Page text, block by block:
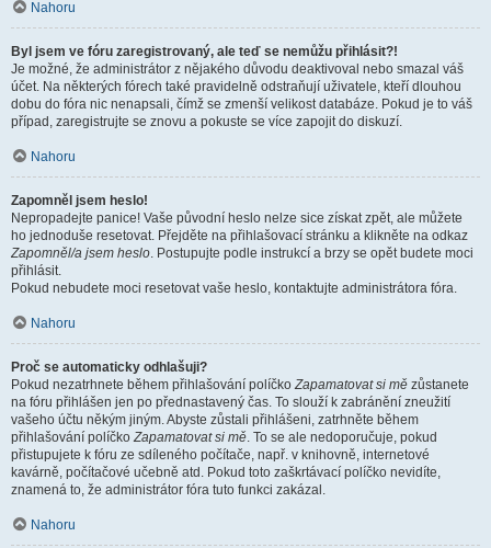
Nahoru
Byl jsem ve fóru zaregistrovaný, ale teď se nemůžu přihlásit?!
Je možné, že administrátor z nějakého důvodu deaktivoval nebo smazal váš
účet. Na některých fórech také pravidelně odstraňují uživatele, kteří dlouhou
dobu do fóra nic nenapsali, čímž se zmenší velikost databáze. Pokud je to váš
případ, zaregistrujte se znovu a pokuste se více zapojit do diskuzí.
Nahoru
Zapomněl jsem heslo!
Nepropadejte panice! Vaše původní heslo nelze sice získat zpět, ale můžete
ho jednoduše resetovat. Přejděte na přihlašovací stránku a klikněte na odkaz
Zapomněl/a jsem heslo. Postupujte podle instrukcí a brzy se opět budete moci
přihlásit.
Pokud nebudete moci resetovat vaše heslo, kontaktujte administrátora fóra.
Nahoru
Proč se automaticky odhlašuji?
Pokud nezatrhnete během přihlašování políčkoZapamatovat si mě zůstanete
na fóru přihlášen jen po přednastavený čas. To slouží k zabránění zneužití
vašeho účtu někým jiným. Abyste zůstali přihlášeni, zatrhněte během
přihlašování políčkoZapamatovat si mě. To se ale nedoporučuje, pokud
přistupujete k fóru ze sdíleného počítače, např. v knihovně, internetové
kavárně, počítačové učebně atd. Pokud toto zaškrtávací políčko nevidíte,
znamená to, že administrátor fóra tuto funkci zakázal.
Nahoru